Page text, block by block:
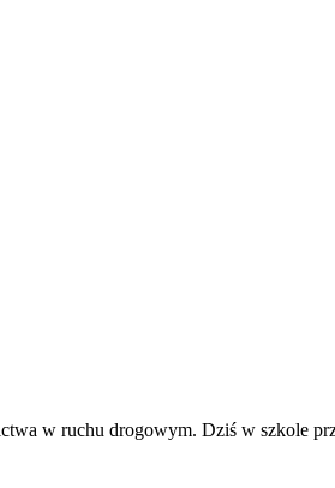
w ruchu drogowym. Dziś w szkole